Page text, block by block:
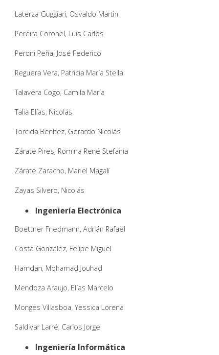
Laterza Guggiari, Osvaldo Martin
Pereira Coronel, Luis Carlos
Peroni Peña, José Federico
Reguera Vera, Patricia María Stella
Talavera Cogo, Camila María
Talia Elías, Nicolás
Torcida Benítez, Gerardo Nicolás
Zárate Pires, Romina René Stefanía
Zárate Zaracho, Mariel Magalí
Zayas Silvero, Nicolás
Ingeniería Electrónica
Boettner Friedmann, Adrián Rafael
Costa González, Felipe Miguel
Hamdan, Mohamad Jouhad
Mendoza Araujo, Elías Marcelo
Monges Villasboa, Yessica Lorena
Saldivar Larré, Carlos Jorge
Ingeniería Informática